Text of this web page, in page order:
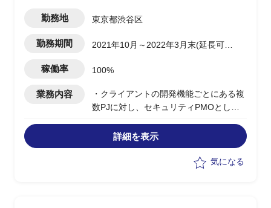
勤務地 東京都渋谷区
勤務期間
2021年10月～2022年3月末(延長可能
稼働率 100%
業務内容
・クライアントの開発機能ごとにある複
数PJに対し、セキュリティPMOとして
・各PJの開発に伴うセキュリティリスク
の可視化/対策案の提示
・クライアント組織内部のセキュリティ
詳細を表示
気になる